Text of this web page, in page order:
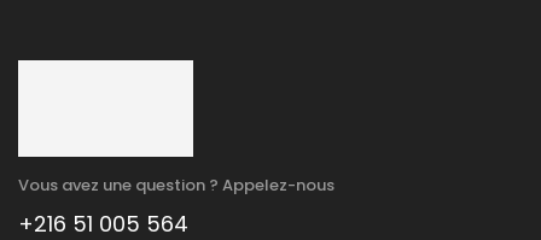
Vous avez une question ? Appelez-nous
+216 51 005 564